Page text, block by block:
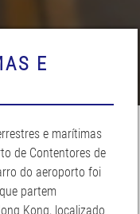
E
e marítimas
de Contentores de
do aeroporto foi
partem
Kong, localizado